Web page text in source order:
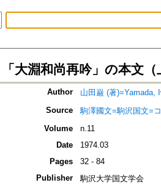
「大淵和尚再吟」の本文
Author
山田巌 (著)=Yamada,
Source
駒澤國文=駒沢国文=
Volume
n.11
Date
1974.03
Pages
32 - 84
Publisher
駒沢大学国文学会